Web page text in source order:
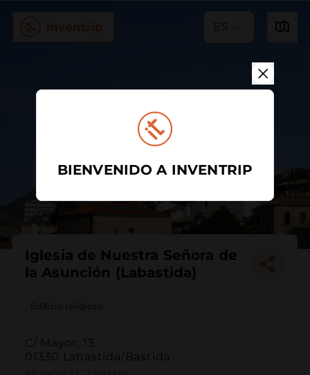
ES
Iglesia de Nuestra Señora de
la Asunción (Labastida)
Edificio religioso
C/ Mayor, 13
01330 Labastida/Bastida
BIENVENIDO A INVENTRIP